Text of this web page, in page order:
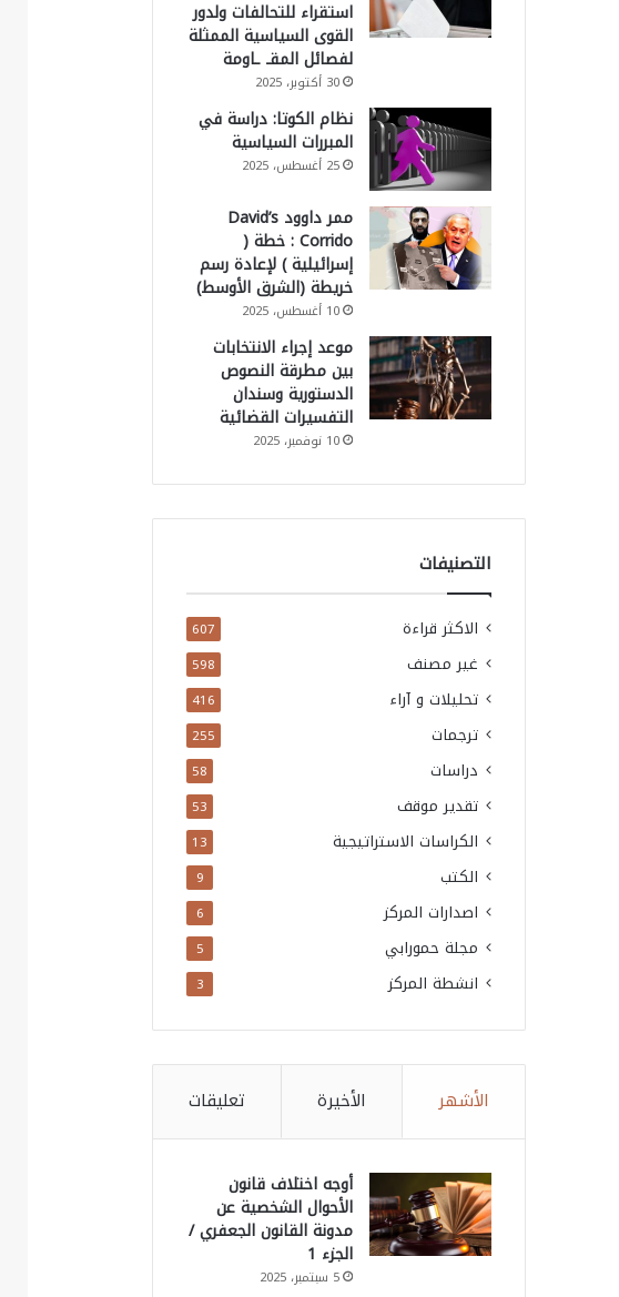
استقراء للتحالفات ولدور
القوى السياسية الممثلة
لفصائل المقـ ـاومة
30 أكتوبر، 2025
نظام الكوتا: دراسة في
المبررات السياسية
25 أغسطس، 2025
ممر داوود David’s
Corrido : خطة (
إسرائيلية ) لإعادة رسم
خريطة (الشرق الأوسط)
10 أغسطس، 2025
موعد إجراء الانتخابات
بين مطرقة النصوص
الدستورية وسندان
التفسيرات القضائية
10 نوفمبر، 2025
التصنيفات
الاكثر قراءة 607
غير مصنف 598
تحليلات و آراء 416
ترجمات 255
دراسات 58
تقدير موقف 53
الكراسات الاستراتيجية 13
الكتب 9
اصدارات المركز 6
مجلة حمورابي 5
انشطة المركز 3
الأشهر الأخيرة تعليقات
أوجه اختلاف قانون
الأحوال الشخصية عن
مدونة القانون الجعفري /
الجزء 1
5 سبتمبر، 2025